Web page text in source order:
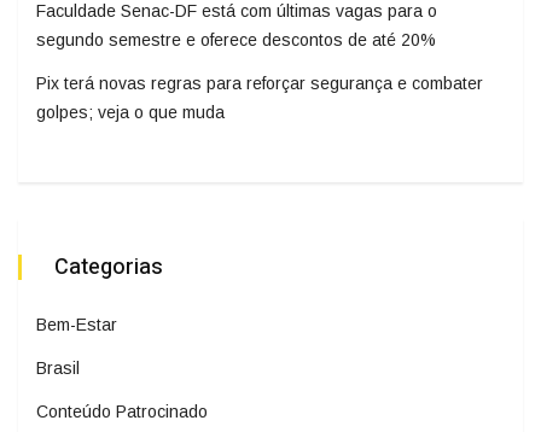
Faculdade Senac-DF está com últimas vagas para o
segundo semestre e oferece descontos de até 20%
Pix terá novas regras para reforçar segurança e combater
golpes; veja o que muda
Categorias
Bem-Estar
Brasil
Conteúdo Patrocinado